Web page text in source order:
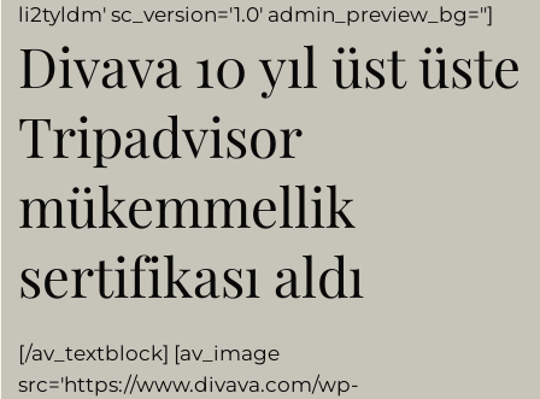
li2tyldm' sc_version='1.0′ admin_preview_bg="]
Divava 10 yıl üst üste
Tripadvisor
mükemmellik
sertifikası aldı
[/av_textblock] [av_image
src='https://www.divava.com/wp-